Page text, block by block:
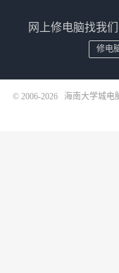
网上修电脑找我
修电
© 2006-2026 海南大学城电